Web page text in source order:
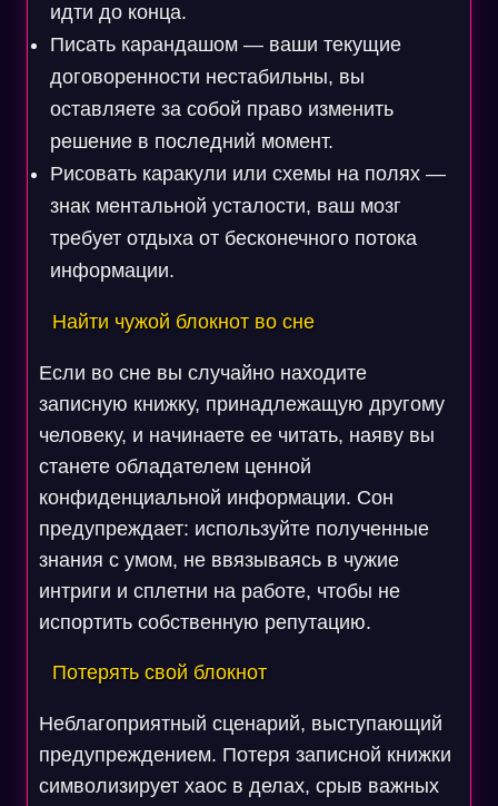
идти до конца.
Писать карандашом — ваши текущие
договоренности нестабильны, вы
оставляете за собой право изменить
решение в последний момент.
Рисовать каракули или схемы на полях —
знак ментальной усталости, ваш мозг
требует отдыха от бесконечного потока
информации.
Найти чужой блокнот во сне
Если во сне вы случайно находите
записную книжку, принадлежащую другому
человеку, и начинаете ее читать, наяву вы
станете обладателем ценной
конфиденциальной информации. Сон
предупреждает: используйте полученные
знания с умом, не ввязываясь в чужие
интриги и сплетни на работе, чтобы не
испортить собственную репутацию.
Потерять свой блокнот
Неблагоприятный сценарий, выступающий
предупреждением. Потеря записной книжки
символизирует хаос в делах, срыв важных